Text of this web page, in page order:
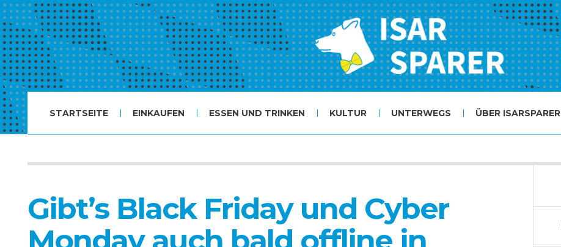
STARTSEITE EINKAUFEN ESSEN UND TRINKEN KULTUR UNTERWEGS ÜBER ISARSPARER
Gibt’s Black Friday und Cyber